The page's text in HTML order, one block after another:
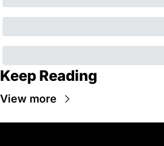
Keep Reading
View more